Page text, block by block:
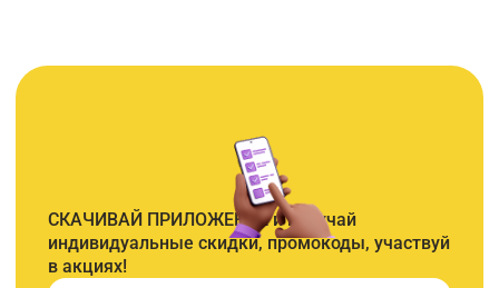
СКАЧИВАЙ ПРИЛОЖЕНИЕ и получай
индивидуальные скидки, промокоды, участвуй
в акциях!